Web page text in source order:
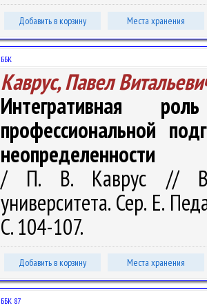
Добавить в корзину Места хранения
ББК
Каврус, Павел
Интегративная
профессиональной
неопределенности
/ П. В. Каврус //
университета. Сер. E.
С. 104-107.
Добавить в корзину Места хранения
ББК 87